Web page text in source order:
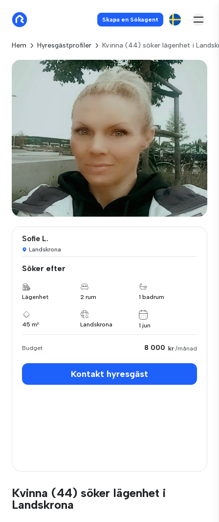
Skapa en Sökagent
Hem Hyresgästprofiler Kvinna (44) söker lägenhet i
Sofie L.
Landskrona
Söker efter
Lägenhet 2 rum 1 badrum
45 m² Landskrona 1 jun
Budget 8 000 kr /månad
Kontakt hyresgäst
Kvinna (44) söker lägenhet i
Landskrona